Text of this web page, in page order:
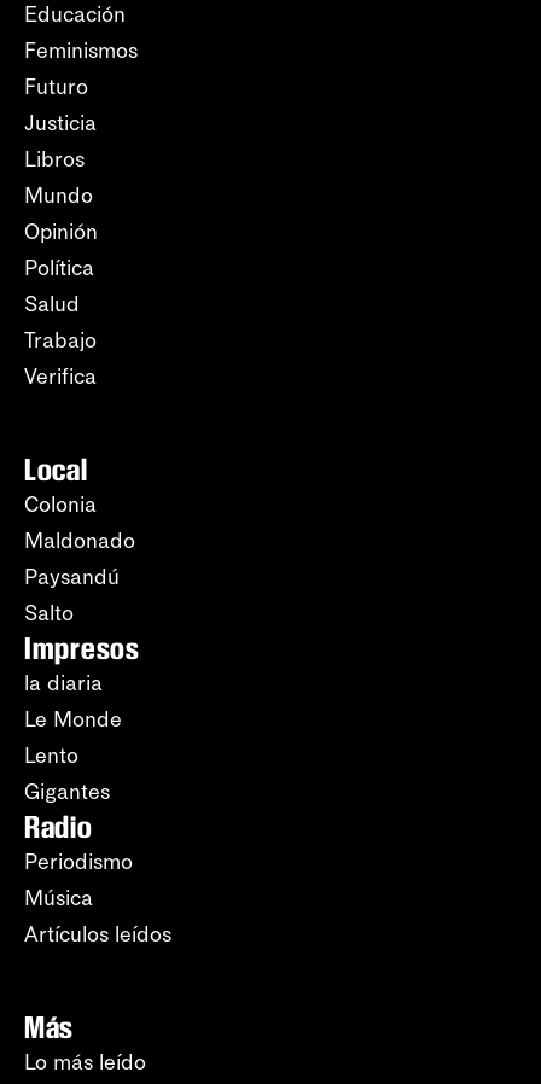
Educación
Feminismos
Futuro
Justicia
Libros
Mundo
Opinión
Política
Salud
Trabajo
Verifica
Local
Colonia
Maldonado
Paysandú
Salto
Impresos
la diaria
Le Monde
Lento
Gigantes
Radio
Periodismo
Música
Artículos leídos
Más
Lo más leído